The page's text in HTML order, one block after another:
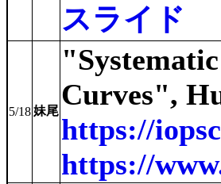
スライド
5/18妹尾 Curves",
https://
https://